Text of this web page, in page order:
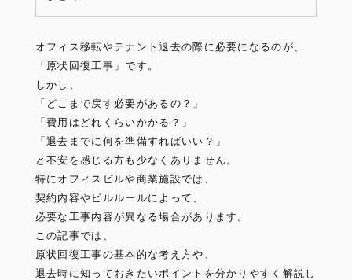
オフィス移転やテナント退去の際に必要になるのが、
「原状回復工事」です。
しかし、
「どこまで戻す必要があるの？」
「費用はどれくらいかかる？」
「退去までに何を準備すればいい？」
と不安を感じる方も少なくありません。
特にオフィスビルや商業施設では、
契約内容やビルルールによって、
必要な工事内容が異なる場合があります。
この記事では、
原状回復工事の基本的な考え方や、
退去時に知っておきたいポイントを分かりやすく解説し